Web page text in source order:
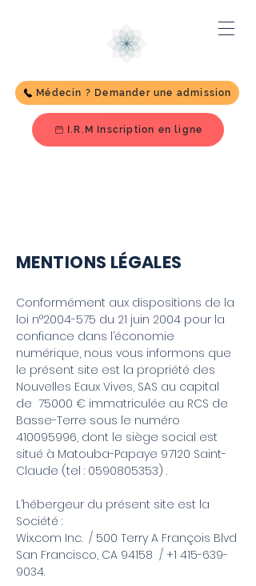
Médecin ? Demander une admission
I.R.M Inscription en ligne
MENTIONS LÉGALES
Conformément aux dispositions de la
loi n°2004-575 du 21 juin 2004 pour la
confiance dans l’économie
numérique, nous vous informons que
le présent site est la propriété des
Nouvelles Eaux Vives, SAS au capital
de 75000 € immatriculée au RCS de
Basse-Terre sous le numéro
410095996, dont le siège social est
situé à Matouba-Papaye 97120 Saint-
Claude (tel : 0590805353) .
L’hébergeur du présent site est la
Société :
Wix.com Inc. / 500 Terry A François Blvd
San Francisco, CA 94158 / +1 415-639-
9034.